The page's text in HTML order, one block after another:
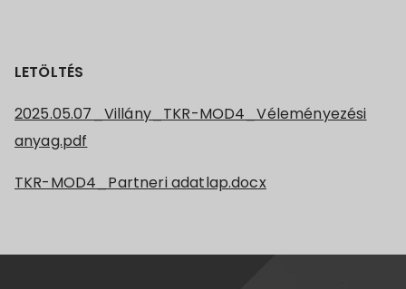
LETÖLTÉS
2025.05.07_Villány_TKR-MOD4_Véleményezési
anyag.pdf
TKR-MOD4_Partneri adatlap.docx